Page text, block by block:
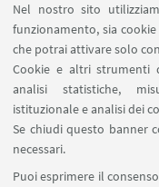
Nel nostro sito
funzionamento, sia
che potrai attivare solo
Cookie e altri strumenti
analisi statistiche,
istituzionale e analisi dei
Se chiudi questo banner
necessari.
Puoi esprimere il
SEGUI